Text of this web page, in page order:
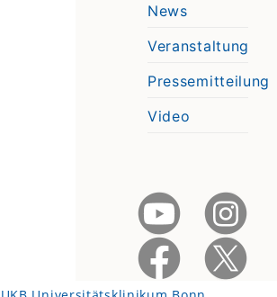
News
Veranstaltung
Pressemitteilung
Video